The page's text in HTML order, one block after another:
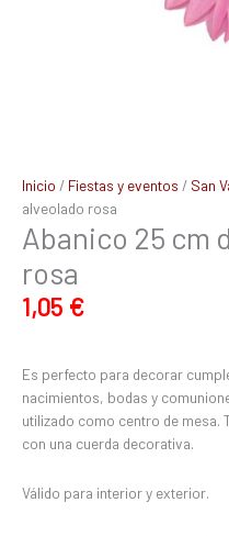
Inicio / Fiestas y eventos / San
alveolado rosa
Abanico 25 cm
rosa
1,05 €
Es perfecto para decorar
nacimientos, bodas y
utilizado como centro de mesa.
con una cuerda decorativa.
Válido para interior y exterior.